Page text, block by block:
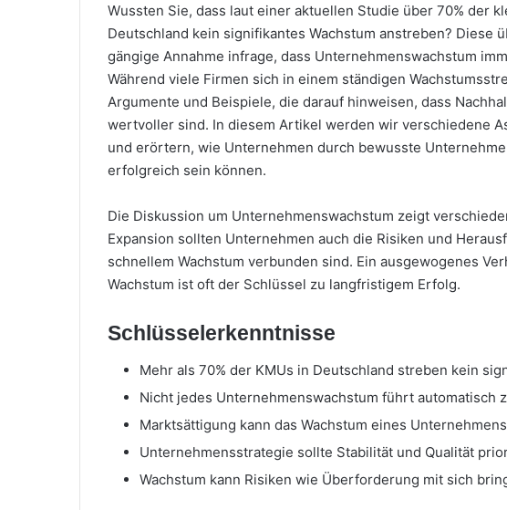
Wussten Sie, dass laut einer aktuellen Studie über 70% der
Deutschland kein signifikantes Wachstum anstreben? Diese
gängige Annahme infrage, dass Unternehmenswachstum
Während viele Firmen sich in einem ständigen
Argumente und Beispiele, die darauf hinweisen, dass
wertvoller sind. In diesem Artikel werden wir verschiedene
und erörtern, wie Unternehmen durch bewusste
erfolgreich sein können.
Die Diskussion um Unternehmenswachstum zeigt
Expansion sollten Unternehmen auch die Risiken und
schnellem Wachstum verbunden sind. Ein ausgewogenes
Wachstum ist oft der Schlüssel zu langfristigem Erfolg.
Schlüsselerkenntnisse
Mehr als 70% der KMUs in Deutschland streben kein
Nicht jedes Unternehmenswachstum führt automatisch
Marktsättigung kann das Wachstum eines
Unternehmensstrategie sollte Stabilität und Qualität
Wachstum kann Risiken wie Überforderung mit sich